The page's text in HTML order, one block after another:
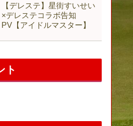
【デレステ】星街すいせい
×デレステコラボ告知
PV【アイドルマスター】
ト